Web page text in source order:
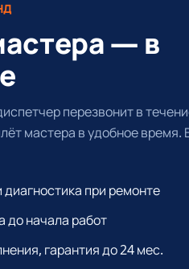
— в
перезвонит в
мастера в удобное
при ремонте
до начала работ
гарантия до 24 мес.